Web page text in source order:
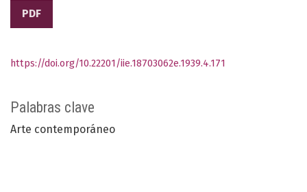
PDF
Palabras clave
Arte contemporáneo
https://doi.org/10.22201/iie.18703062e.1939.4.171